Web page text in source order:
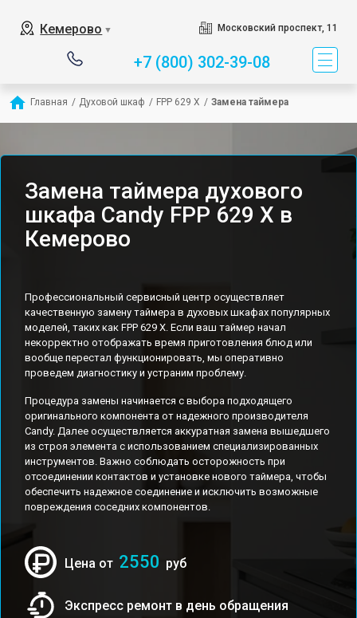
Кемерово ▼ Московский проспект, 11
+7 (800) 302-39-08
Главная / Духовой шкаф / FPP 629 X / Замена таймера
Замена таймера духового
шкафа Candy FPP 629 X в
Кемерово
Профессиональный сервисный центр осуществляет
качественную замену таймера в духовых шкафах популярных
моделей, таких как FPP 629 X. Если ваш таймер начал
некорректно отображать время приготовления блюд или
вообще перестал функционировать, мы оперативно
проведем диагностику и устраним проблему.
Процедура замены начинается с выбора подходящего
оригинального компонента от надежного производителя
Candy. Далее осуществляется аккуратная замена вышедшего
из строя элемента с использованием специализированных
инструментов. Важно соблюдать осторожность при
отсоединении контактов и установке нового таймера, чтобы
обеспечить надежное соединение и исключить возможные
повреждения соседних компонентов.
Цена от 2550 руб
Экспресс ремонт в день обращения